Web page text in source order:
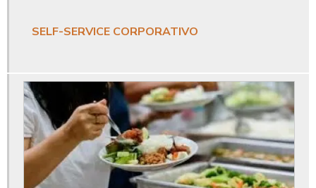
Coffee break para empresas
Comida corporativa
Comida empresarial
Comida empresas restaurantes
Comida evento corporativo
SELF-SERVICE CORPORATIVO